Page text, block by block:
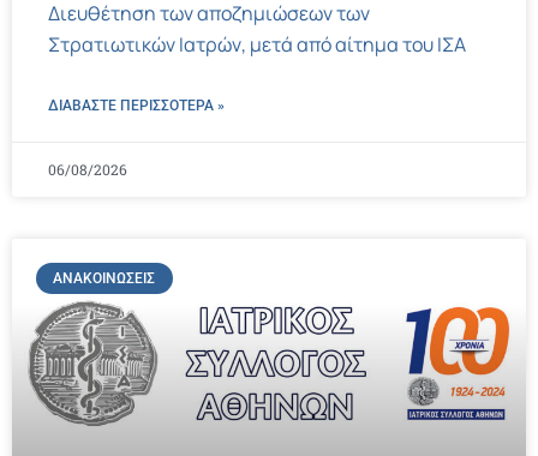
Διευθέτηση των αποζημιώσεων των
Στρατιωτικών Ιατρών, μετά από αίτημα του ΙΣΑ
ΔΙΑΒΑΣΤΕ ΠΕΡΙΣΣΌΤΕΡΑ »
06/08/2026
ΑΝΑΚΟΙΝΏΣΕΙΣ